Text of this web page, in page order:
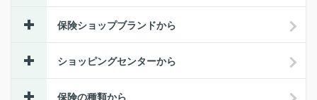
保険ショップブランドから
ショッピングセンターから
保険の種類から